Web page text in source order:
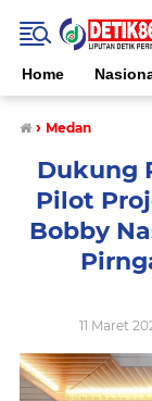
Home
› Medan
Dukung
Pilot
Bobby
11 Maret